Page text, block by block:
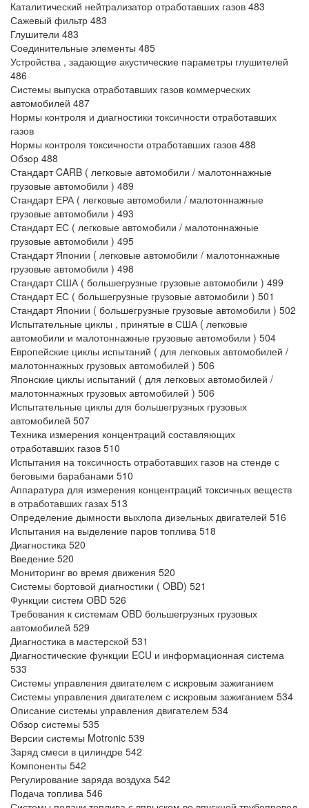
Каталитический нейтрализатор отработавших газов 483
Сажевый фильтр 483
Глушители 483
Соединительные элементы 485
Устройства , задающие акустические параметры глушителей
486
Системы выпуска отработавших газов коммерческих
автомобилей 487
Нормы контроля и диагностики токсичности отработавших
газов
Нормы контроля токсичности отработавших газов 488
Обзор 488
Стандарт CARB ( легковые автомобили / малотоннажные
грузовые автомобили ) 489
Стандарт ЕРА ( легковые автомобили / малотоннажные
грузовые автомобили ) 493
Стандарт ЕС ( легковые автомобили / малотоннажные
грузовые автомобили ) 495
Стандарт Японии ( легковые автомобили / малотоннажные
грузовые автомобили ) 498
Стандарт США ( большегрузные грузовые автомобили ) 499
Стандарт ЕС ( большегрузные грузовые автомобили ) 501
Стандарт Японии ( большегрузные грузовые автомобили ) 502
Испытательные циклы , принятые в США ( легковые
автомобили и малотоннажные грузовые автомобили ) 504
Европейские циклы испытаний ( для легковых автомобилей /
малотоннажных грузовых автомобилей ) 506
Японские циклы испытаний ( для легковых автомобилей /
малотоннажных грузовых автомобилей ) 506
Испытательные циклы для большегрузных грузовых
автомобилей 507
Техника измерения концентраций составляющих
отработавших газов 510
Испытания на токсичность отработавших газов на стенде с
беговыми барабанами 510
Аппаратура для измерения концентраций токсичных веществ
в отработавших газах 513
Определение дымности выхлопа дизельных двигателей 516
Испытания на выделение паров топлива 518
Диагностика 520
Введение 520
Мониторинг во время движения 520
Системы бортовой диагностики ( OBD) 521
Функции систем ОBD 526
Требования к системам OBD большегрузных грузовых
автомобилей 529
Диагностика в мастерской 531
Диагностические функции ECU и информационная система
533
Системы управления двигателем с искровым зажиганием
Системы управления двигателем с искровым зажиганием 534
Описание системы управления двигателем 534
Обзор системы 535
Версии системы Motronic 539
Заряд смеси в цилиндре 542
Компоненты 542
Регулирование заряда воздуха 542
Подача топлива 546